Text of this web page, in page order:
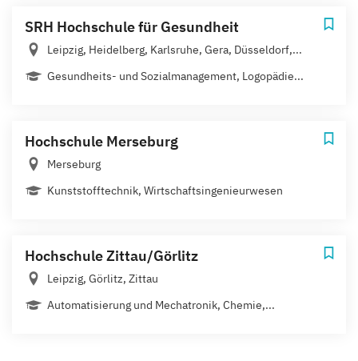
SRH Hochschule für Gesundheit
Leipzig, Heidelberg, Karlsruhe, Gera, Düsseldorf,...
Gesundheits- und Sozialmanagement, Logopädie...
Hochschule Merseburg
Merseburg
Kunststofftechnik, Wirtschaftsingenieurwesen
Hochschule Zittau/Görlitz
Leipzig, Görlitz, Zittau
Automatisierung und Mechatronik, Chemie,...